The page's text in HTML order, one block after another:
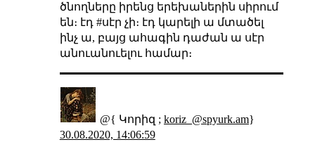
ծնողները իրենց երեխաներին սիրում
են։ էդ #սէր չի։ էդ կարելի ա մտածել
ինչ ա, բայց ահագին դաժան ա սէր
անուանուելու համար։
@{ Կորիզ ; koriz_@spyurk.am}
30.08.2020, 14:06:59